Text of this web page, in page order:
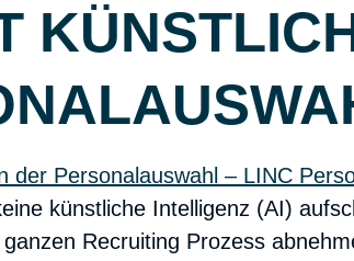
künstliche Intelligenz (AI)
Recruiting Prozess